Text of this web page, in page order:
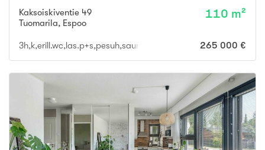
Kaksoiskiventie 49
Tuomarila, Espoo
110 m²
3h,k,erill.wc,las.p+s,pesuh,saunatupa,erill.wc 265 000 €